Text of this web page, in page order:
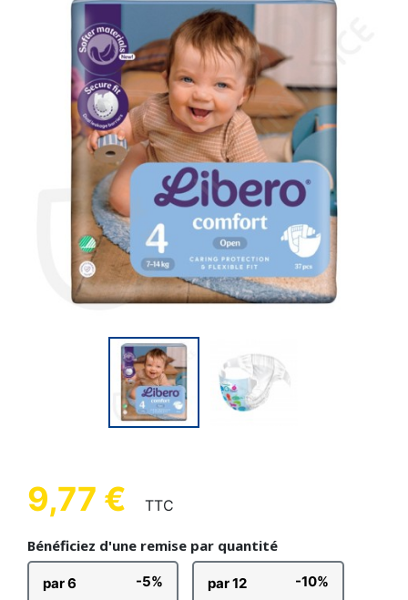
9,77 € TTC
Bénéficiez d'une remise par quantité
par 6 -5% par 12 -10%